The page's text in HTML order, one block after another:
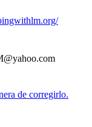
de corregirlo.